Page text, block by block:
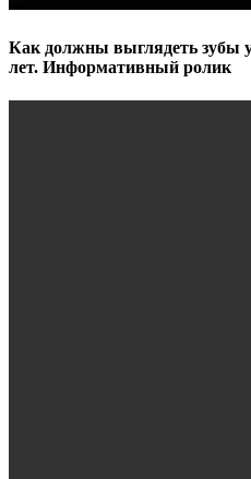
Как должны выглядеть зубы
лет. Информативный ролик